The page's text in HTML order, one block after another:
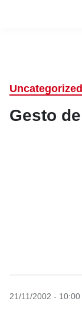
Uncategorized
Gesto
21/11/2002 - 10:00